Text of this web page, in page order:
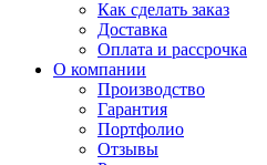
Как сделать заказ
Доставка
Оплата и рассрочка
О компании
Производство
Гарантия
Портфолио
Отзывы